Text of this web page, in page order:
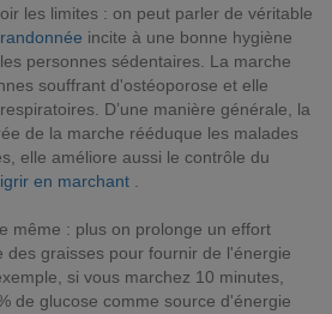
les limites : on peut parler de véritable
randonnée incite à une bonne hygiène
personnes sédentaires. La marche
souffrant d'ostéoporose et elle
D’une manière générale, la
de la marche rééduque les malades
elle améliore aussi le contrôle du
en marchant
même : plus on prolonge un effort
des graisses pour fournir de l'énergie
si vous marchez 10 minutes,
de glucose comme source d'énergie